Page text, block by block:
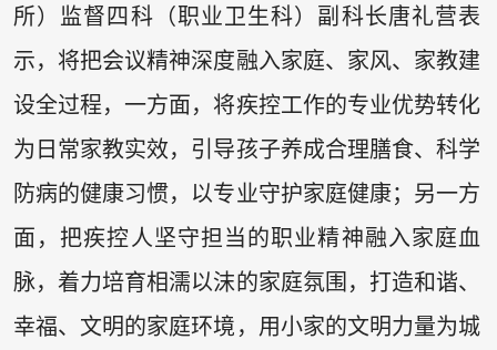
所）监督四科（职业卫生科）副科长唐礼营表
示，将把会议精神深度融入家庭、家风、家教建
设全过程，一方面，将疾控工作的专业优势转化
为日常家教实效，引导孩子养成合理膳食、科学
防病的健康习惯，以专业守护家庭健康；另一方
面，把疾控人坚守担当的职业精神融入家庭血
脉，着力培育相濡以沫的家庭氛围，打造和谐、
幸福、文明的家庭环境，用小家的文明力量为城